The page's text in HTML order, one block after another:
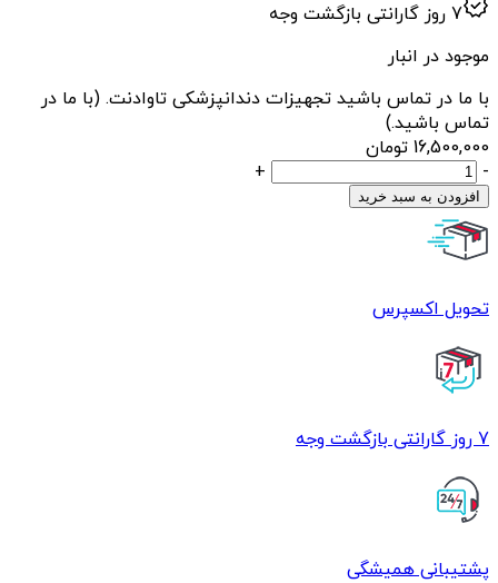
7 روز گارانتی بازگشت وجه
موجود در انبار
با ما در تماس باشید تجهیزات دندانپزشکی تاوادنت. (با ما در
تماس باشید.)
16,500,000 تومان
روتور
چهار
کشو
MDF
-
+
افزودن به سبد خرید
تحویل اکسپرس
7 روز گارانتی بازگشت وجه
پشتیبانی همیشگی